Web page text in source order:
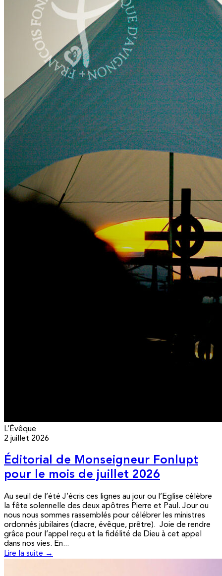
L’Évêque
2 juillet 2026
Éditorial de Monseigneur Fonlupt
pour le mois de juillet 2026
Au seuil de l’été J’écris ces lignes au jour ou l’Eglise célèbre
la fête solennelle des deux apôtres Pierre et Paul. Jour ou
nous nous sommes rassemblés pour célébrer les ministres
ordonnés jubilaires (diacre, évêque, prêtre). Joie de rendre
grâce pour l’appel reçu et la fidélité de Dieu à cet appel
dans nos vies. En...
Lire la suite →